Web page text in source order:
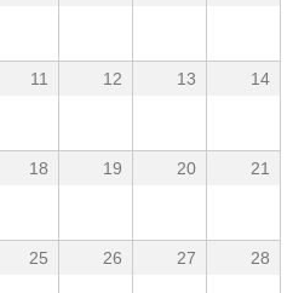
11 12 13 14
18 19 20 21
25 26 27 28